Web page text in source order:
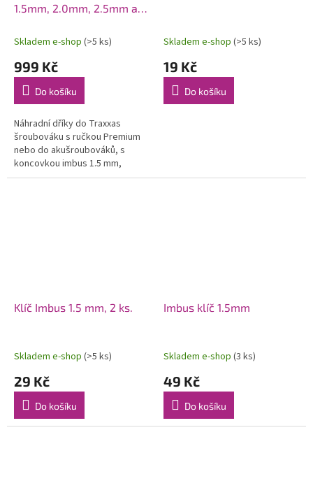
1.5mm, 2.0mm, 2.5mm a
Skladem e-shop (>5 ks)
999 Kč
Do košíku
Náhradní dříky do Traxxas
šroubováku s ručkou Premium
nebo do akušroubováků, s
koncovkou imbus 1.5 mm,
2.0mm, 2.5mm a 3.0mm. Dříky
Skladem e-shop (>5 ks)
19 Kč
Do košíku
Klíč Imbus 1.5 mm, 2 ks.
Skladem e-shop (>5 ks)
29 Kč
Do košíku
Imbus klíč 1.5mm
Skladem e-shop (3 ks)
49 Kč
Do košíku